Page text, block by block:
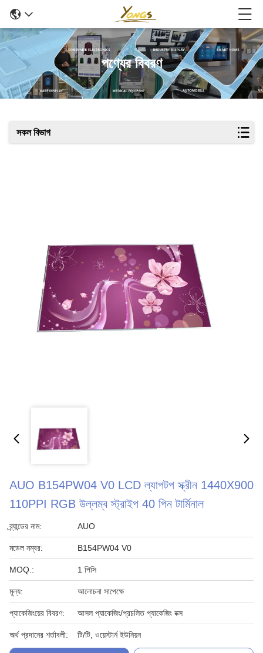
পণ্যের বিবরণ
সকল বিভাগ
AUO B154PW04 V0 LCD ল্যাপটপ স্ক্রীন 1440X900
110PPI RGB উল্লম্ব স্ট্রাইপ 40 পিন টার্মিনাল
ব্র্যান্ডের নাম: AUO
মডেল নম্বর: B154PW04 V0
MOQ.: 1 পিসি
মূল্য: আলোচনা সাপেক্ষে
প্যাকেজিংয়ের বিবরণ: আসল প্যাকেজিং/প্রচলিত প্যাকেজিং বক্স
অর্থ প্রদানের শর্তাবলী: টি/টি, ওয়েস্টার্ন ইউনিয়ন